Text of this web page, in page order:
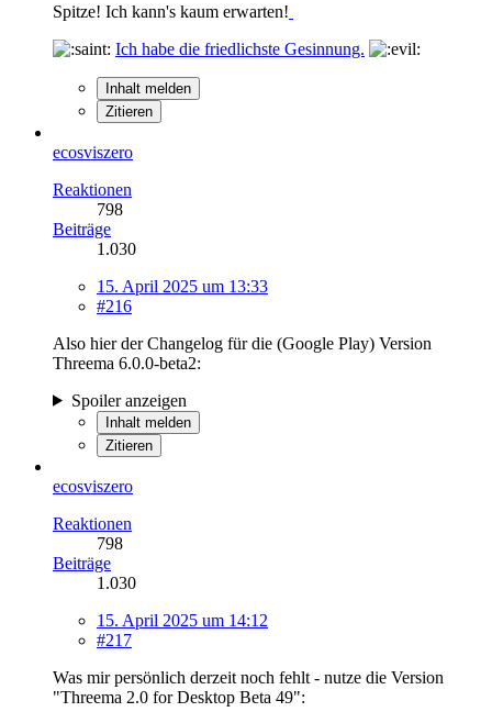
Spitze! Ich kann's kaum erwarten!
Ich habe die friedlichste Gesinnung.
Inhalt melden
Zitieren
ecosviszero
Reaktionen
798
Beiträge
1.030
15. April 2025 um 13:33
#216
Also hier der Changelog für die (Google Play) Version
Threema 6.0.0-beta2:
Spoiler anzeigen
Inhalt melden
Zitieren
ecosviszero
Reaktionen
798
Beiträge
1.030
15. April 2025 um 14:12
#217
Was mir persönlich derzeit noch fehlt - nutze die Version
"Threema 2.0 for Desktop Beta 49":